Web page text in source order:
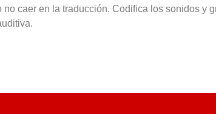
no caer en la traducción. Codifica los sonidos y